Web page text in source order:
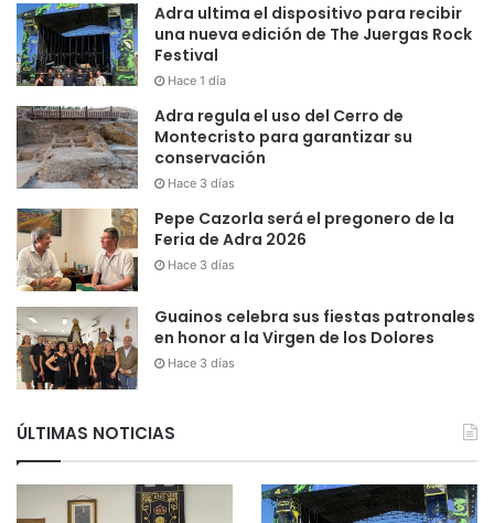
Adra ultima el dispositivo para recibir
una nueva edición de The Juergas Rock
Festival
Hace 1 día
Adra regula el uso del Cerro de
Montecristo para garantizar su
conservación
Hace 3 días
Pepe Cazorla será el pregonero de la
Feria de Adra 2026
Hace 3 días
Guainos celebra sus fiestas patronales
en honor a la Virgen de los Dolores
Hace 3 días
ÚLTIMAS NOTICIAS